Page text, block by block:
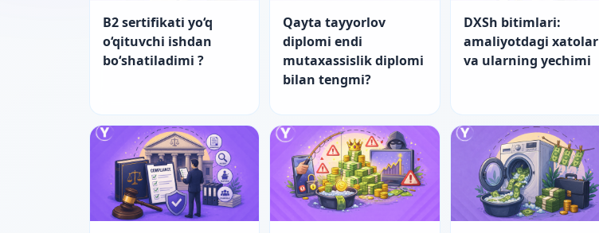
B2 sertifikati yo‘q
o‘qituvchi ishdan
bo‘shatiladimi ?
Qayta tayyorlov
diplomi endi
mutaxassislik diplomi
bilan tengmi?
DXSh bitimlari:
amaliyotdagi xatolar
va ularning yechimi